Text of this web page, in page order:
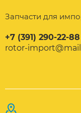
Запчасти для
+7 (391) 290-22-88
rotor-